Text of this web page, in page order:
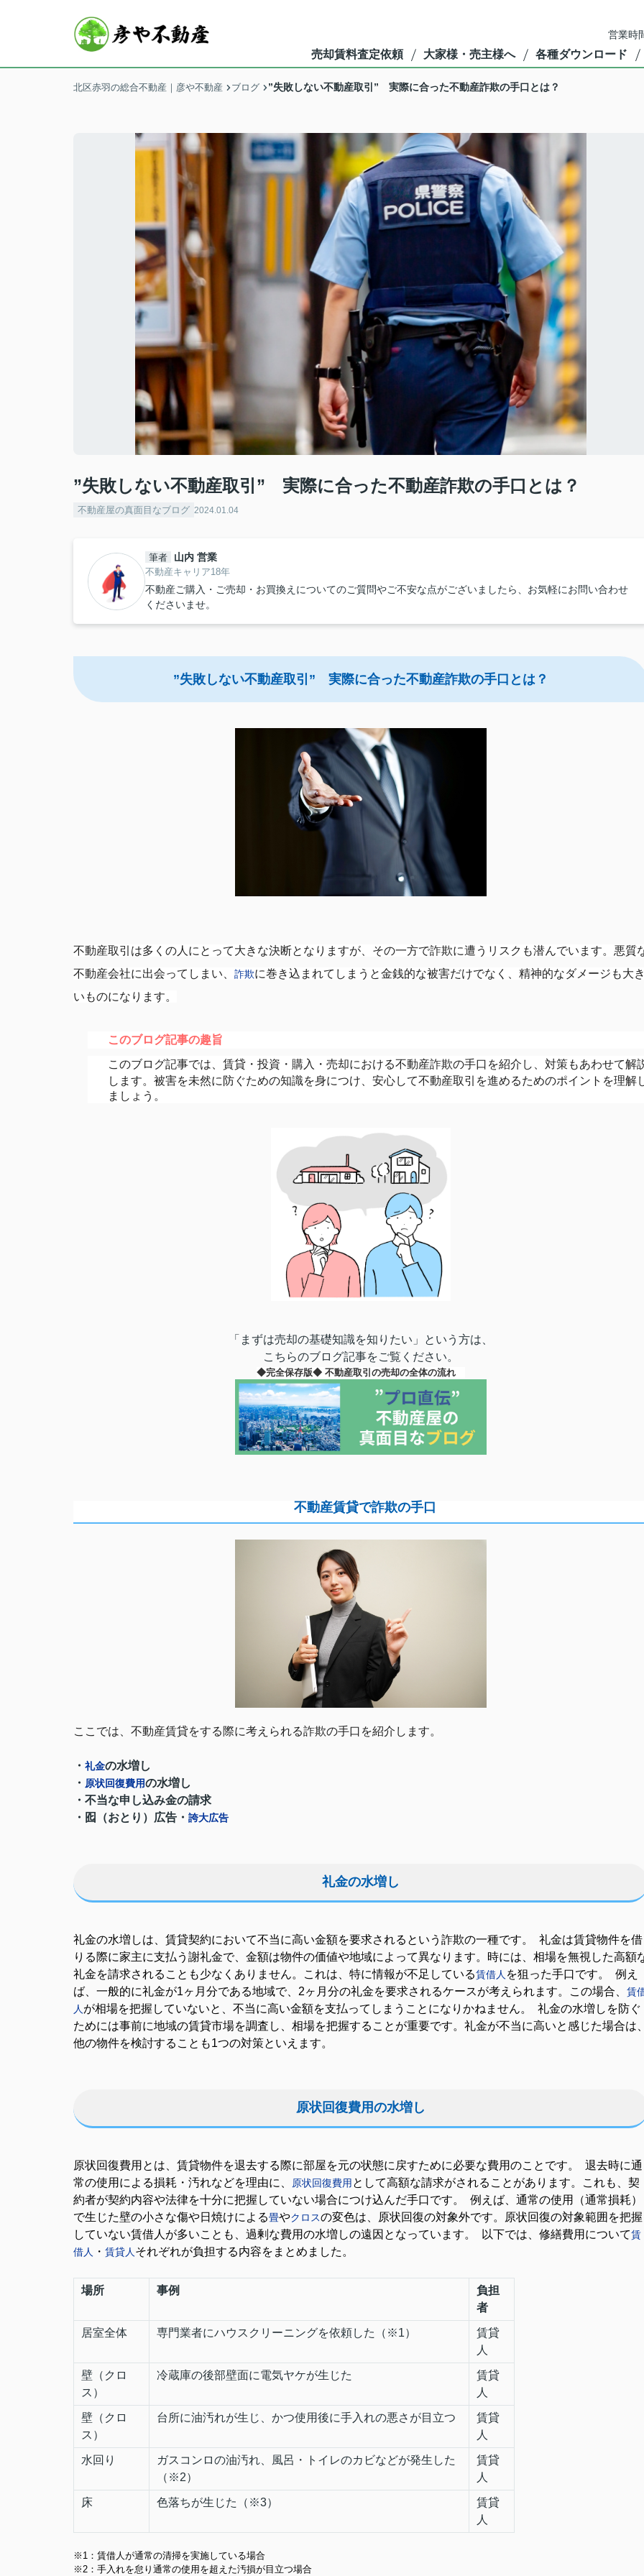
営業時
売却賃料査定依頼 大家様・売主様へ 各種ダウンロード
北区赤羽の総合不動産｜彦や不動産 ブログ ”失敗しない不動産取引” 実際に合った不動産詐欺の手口とは？
”失敗しない不動産取引” 実際に合った不動産詐欺の手口とは？
不動産屋の真面目なブログ 2024.01.04
筆者 山内 営業
不動産キャリア18年
不動産ご購入・ご売却・お買換えについてのご質問やご不安な点がございましたら、お気軽にお問い合わせ
くださいませ。
”失敗しない不動産取引” 実際に合った不動産詐欺の手口とは？
不動産取引は多くの人にとって大きな決断となりますが、その一方で詐欺に遭うリスクも潜んでいます。悪質
不動産会社に出会ってしまい、 詐欺に巻き込まれてしまうと金銭的な被害だけでなく、精神的なダメージも大
いものになります。
このブログ記事の趣旨
このブログ記事では、賃貸・投資・購入・売却における不動産詐欺の手口を紹介し、対策もあわせて解
します。被害を未然に防ぐための知識を身につけ、安心して不動産取引を進めるためのポイントを理解
ましょう。
「まずは売却の基礎知識を知りたい」という方は、
こちらのブログ記事をご覧ください。
◆完全保存版◆ 不動産取引の売却の全体の流れ
不動産賃貸で詐欺の手口
ここでは、不動産賃貸をする際に考えられる詐欺の手口を紹介します。
・ 礼金の水増し
・ 原状回復費用の水増し
・不当な申し込み金の請求
・囮（おとり）広告・ 誇大広告
礼金の水増し
礼金の水増しは、賃貸契約において不当に高い金額を要求されるという詐欺の一種です。 礼金は賃貸物件を借
りる際に家主に支払う謝礼金で、金額は物件の価値や地域によって異なります。時には、相場を無視した高額
礼金を請求されることも少なくありません。これは、特に情報が不足している賃借人 を狙った手口です。 例え
ば、一般的に礼金が1ヶ月分である地域で、2ヶ月分の礼金を要求されるケースが考えられます。この場合、 賃
人 が相場を把握していないと、不当に高い金額を支払ってしまうことになりかねません。 礼金の水増しを防ぐ
ためには事前に地域の賃貸市場を調査し、相場を把握することが重要です。礼金が不当に高いと感じた場合は
他の物件を検討することも1つの対策といえます。
原状回復費用の水増し
原状回復費用とは、賃貸物件を退去する際に部屋を元の状態に戻すために必要な費用のことです。 退去時に通
常の使用による損耗・汚れなどを理由に、
原状回復費用として高額な請求がされることがあります。これも、契
約者が契約内容や法律を十分に把握していない場合につけ込んだ手口です。 例えば、通常の使用（通常損耗）
で生じた壁の小さな傷や日焼けによる畳やクロスの変色は、原状回復の対象外です。原状回復の対象範囲を把握
していない賃借人が多いことも、過剰な費用の水増しの遠因となっています。 以下では、修繕費用について賃
借人
・ 賃貸人 それぞれが負担する内容をまとめました。
場所 事例
負担
者
居室全体 専門業者にハウスクリーニングを依頼した（※1）
賃貸
人
壁（クロ
ス）
冷蔵庫の後部壁面に電気ヤケが生じた
賃貸
人
壁（クロ
ス）
台所に油汚れが生じ、かつ使用後に手入れの悪さが目立つ
賃貸
人
水回り
ガスコンロの油汚れ、風呂・トイレのカビなどが発生した
（※2）
賃貸
人
床 色落ちが生じた（※3）
賃貸
人
※1：賃借人が通常の清掃を実施している場合
※2：手入れを怠り通常の使用を超えた汚損が目立つ場合